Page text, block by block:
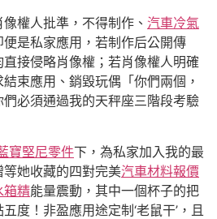
權人批準，不得制作、 汽車冷氣
是私家應用，若制作后公開傳
接侵略肖像權；若肖像權人明確
束應用、銷毀玩偶「你們兩個，
必須通過我的天秤座三階段考驗
寶堅尼零件下，為私家加入我的最
她收藏的四對完美汽車材料報價
箱精能量震動，其中一個杯子的把
度！非盈應用途定制‘老鼠干’，且